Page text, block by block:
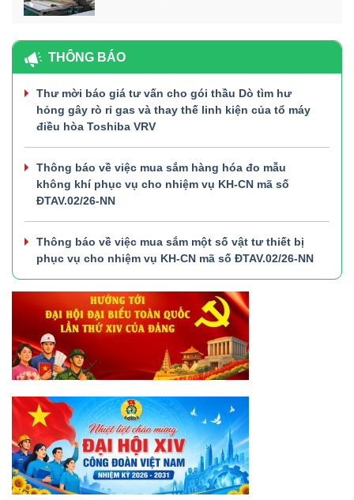
THÔNG BÁO
Thư mời báo giá tư vấn cho gói thầu Dò tìm hư
hỏng gây rò rỉ gas và thay thế linh kiện của tổ máy
điều hòa Toshiba VRV
Thông báo về việc mua sắm hàng hóa đo mẫu
không khí phục vụ cho nhiệm vụ KH-CN mã số
ĐTAV.02/26-NN
Thông báo về việc mua sắm một số vật tư thiết bị
phục vụ cho nhiệm vụ KH-CN mã số ĐTAV.02/26-NN